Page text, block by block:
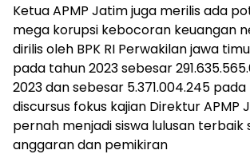
Ketua APMP Jatim juga merilis ada
mega korupsi kebocoran keuangan
dirilis oleh BPK RI Perwakilan jawa
pada tahun 2023 sebesar
2023 dan sebesar 5.371.004.245 pada
discursus fokus kajian Direktur APMP
pernah menjadi siswa lulusan terbaik
anggaran dan pemikiran